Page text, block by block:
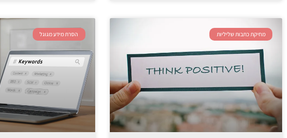
מחיקת כתבות שליליות הסרת מידע מגוגל